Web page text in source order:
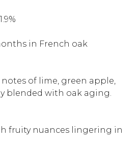
in French oak
of lime, green apple,
blended with oak aging.
fruity nuances lingering in